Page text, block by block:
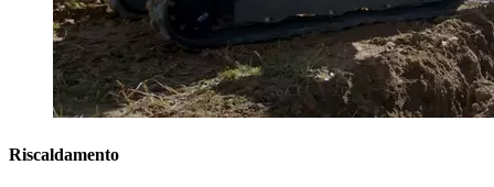
Riscaldamento